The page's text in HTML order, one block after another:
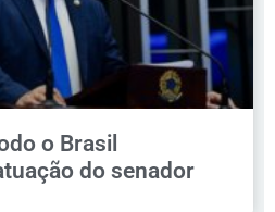
o Brasil
do senador